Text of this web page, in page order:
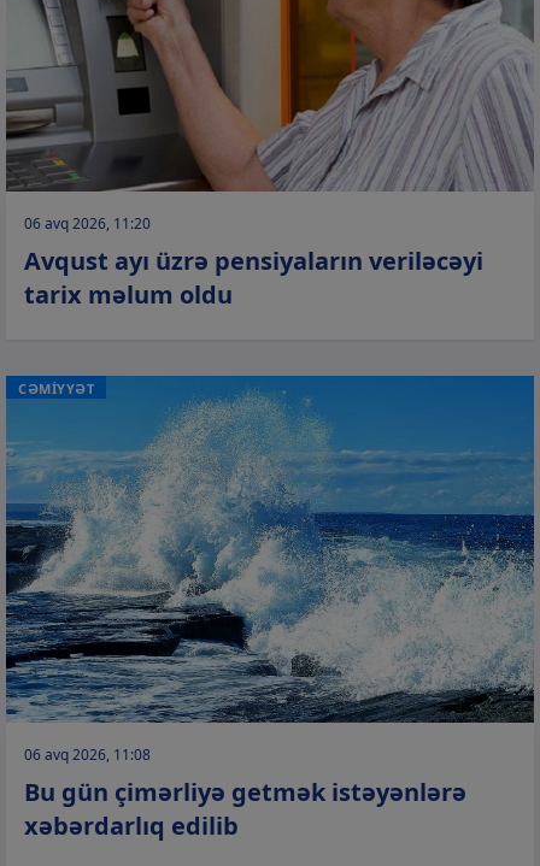
06 avq 2026, 11:20
Avqust ayı üzrə pensiyaların veriləcəyi
tarix məlum oldu
CƏMİYYƏT
06 avq 2026, 11:08
Bu gün çimərliyə getmək istəyənlərə
xəbərdarlıq edilib